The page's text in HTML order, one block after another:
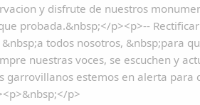
y disfrute de nuestros
probada.&nbsp;</p><p>--
todos nosotros, &nbsp;para
nuestras voces, se escuchen y
estemos en alerta para
p>